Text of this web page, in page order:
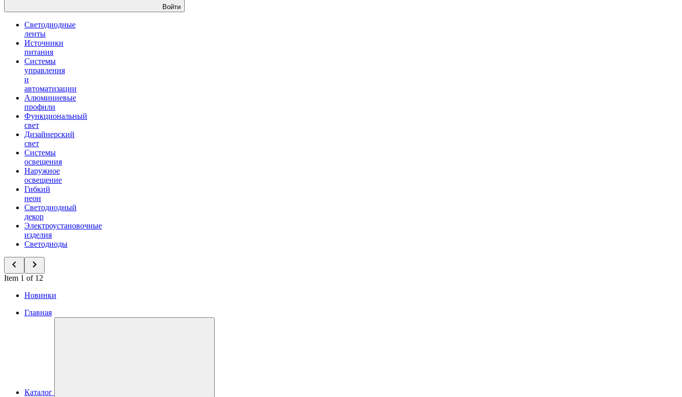
Войти
Светодиодные
ленты
Источники
питания
Системы
управления
и
автоматизации
Алюминиевые
профили
Функциональный
свет
Дизайнерский
свет
Системы
освещения
Наружное
освещение
Гибкий
неон
Светодиодный
декор
Электроустановочные
изделия
Светодиоды
Item 1 of 12
Новинки
Главная
Каталог